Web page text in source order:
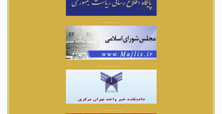
................
................
................